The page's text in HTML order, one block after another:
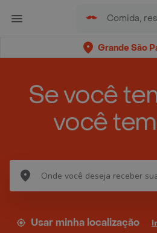
Grande São
Se você
você
Usar minha localização